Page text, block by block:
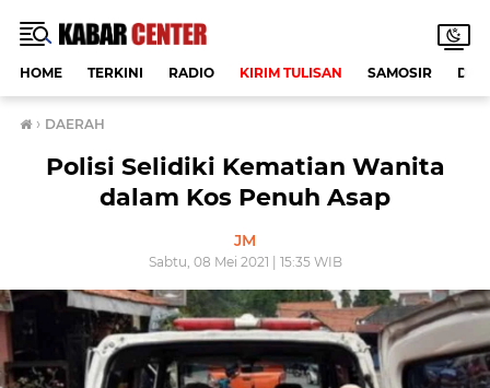
HOME TERKINI RADIO KIRIM TULISAN SAMOSIR
› DAERAH
Polisi Selidiki Kematian Wanita
dalam Kos Penuh Asap
JM
Sabtu, 08 Mei 2021 | 15:35 WIB